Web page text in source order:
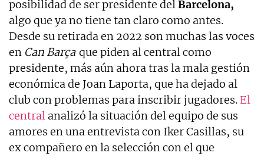
posibilidad de ser presidente delBarcelona,
algo que ya no tiene tan claro como antes.
Desde su retirada en 2022 son muchas las voces
en Can Barça que piden al central como
presidente, más aún ahora tras la mala gestión
económica de Joan Laporta, que ha dejado al
club con problemas para inscribir jugadores. El
central analizó la situación del equipo de sus
amores en una entrevista con Iker Casillas, su
ex compañero en la selección con el que